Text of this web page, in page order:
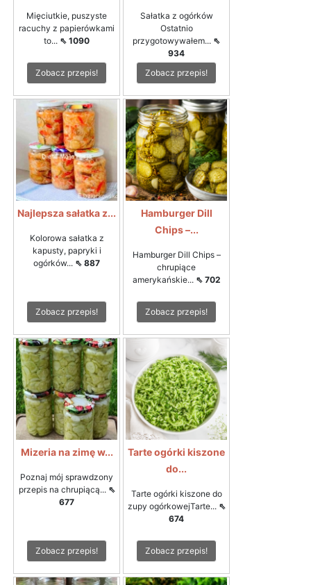
Mięciutkie, puszyste
racuchy z papierówkami
to... ⇖ 1090
Zobacz przepis!
Sałatka z ogórków
Ostatnio
przygotowywałem... ⇖
934
Zobacz przepis!
Najlepsza sałatka z...
Kolorowa sałatka z
kapusty, papryki i
ogórków... ⇖ 887
Zobacz przepis!
Hamburger Dill
Chips –...
Hamburger Dill Chips –
chrupiące
amerykańskie... ⇖ 702
Zobacz przepis!
Mizeria na zimę w...
Poznaj mój sprawdzony
przepis na chrupiącą... ⇖
677
Zobacz przepis!
Tarte ogórki kiszone
do...
Tarte ogórki kiszone do
zupy ogórkowejTarte... ⇖
674
Zobacz przepis!